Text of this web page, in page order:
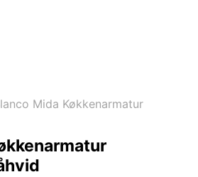
Mida Køkkenarmatur